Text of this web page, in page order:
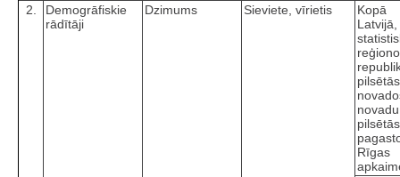
2.
Demogrāfiskie
rādītāji
Dzimums Sieviete, vīrietis
Kopā
Latvijā,
novadu
Rīgas